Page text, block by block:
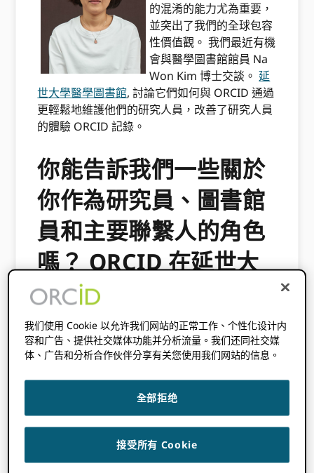
的混淆的能力尤為重要，
並突出了我們的全球包容
性價值觀。 我們最近有機
會與醫學圖書館館員 Na
Won Kim 博士交談。延
世大學醫學圖書館, 討論它們如何與 ORCID 通過
更輕鬆地維護他們的研究人員，改善了研究人員
的體驗 ORCID 記錄。
你能告訴我們一些關於
你作為研究員、圖書館
員和主要聯繫人的角色
嗎？ ORCID 在延世大
學醫學圖書館？
作為延世大學醫學圖書館的醫學圖書館員，我致
力於向盡可能多的研究人員介紹 ORCID. 為了增
圖書館網站服務或通過教育推廣。
ORCID 是研究人員改進個人研究的一種工具，
但對於政策制定者（例如大學校長或院長）來
說，意識到這一點同樣重要 ORCID 並鼓勵研究
人員參與。
我们使用 Cookie 以允许我们网站的正常工作、个性化设计内
容和广告、提供社交媒体功能并分析流量。我们还同社交媒
体、广告和分析合作伙伴分享有关您使用我们网站的信息。
全部拒绝
接受所有 Cookie